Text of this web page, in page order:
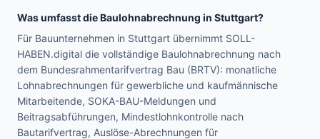
Was umfasst die Baulohnabrechnung in Stuttgart?
Für Bauunternehmen in Stuttgart übernimmt SOLL-
HABEN.digital die vollständige Baulohnabrechnung nach
dem Bundesrahmentarifvertrag Bau (BRTV): monatliche
Lohnabrechnungen für gewerbliche und kaufmännische
Mitarbeitende, SOKA-BAU-Meldungen und
Beitragsabführungen, Mindestlohnkontrolle nach
Bautarifvertrag, Auslöse-Abrechnungen für